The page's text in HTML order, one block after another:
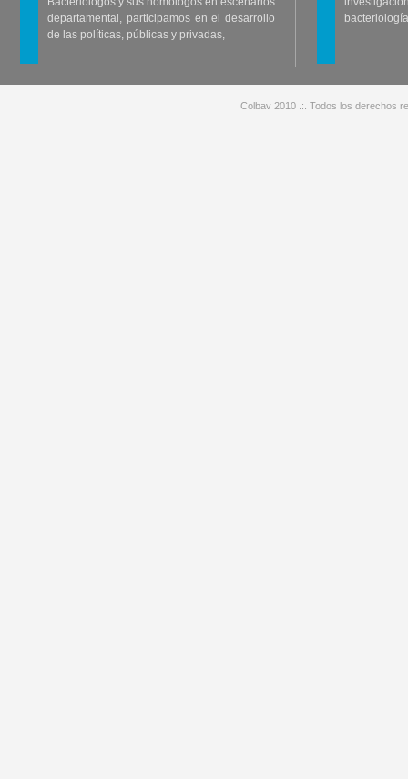
departamental, participamos en el desarrollo
de las políticas, públicas y privadas,
Colbav 2010 .:. Todos los derechos